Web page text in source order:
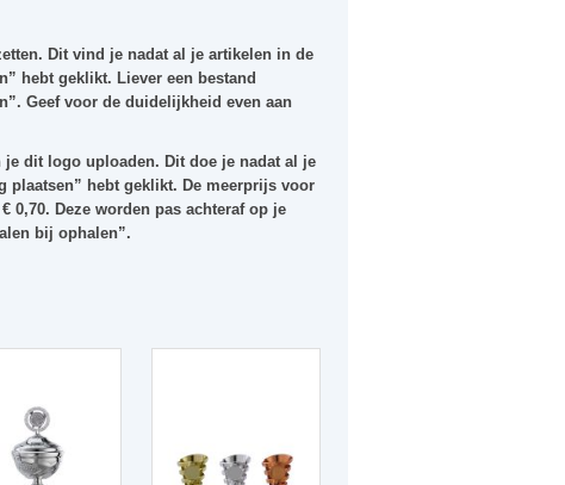
Dit vind je nadat al je artikelen in de
hebt geklikt. Liever een bestand
Geef voor de duidelijkheid even aan
dit logo uploaden. Dit doe je nadat al je
hebt geklikt. De meerprijs voor
0,70. Deze worden pas achteraf op je
bij ophalen”.